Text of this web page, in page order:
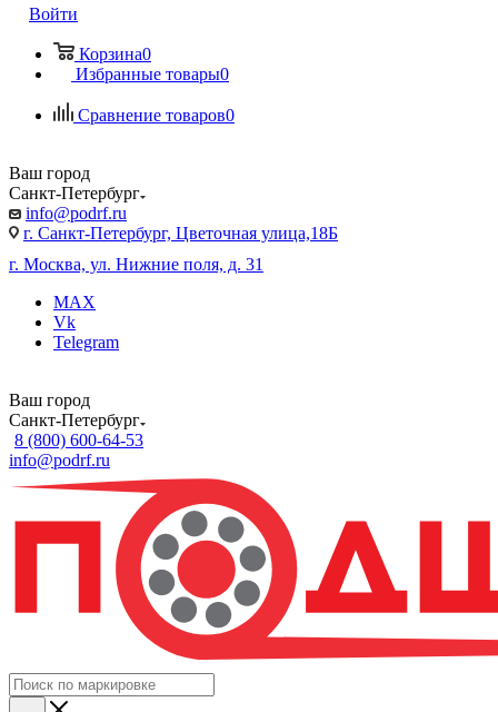
Войти
Корзина0
Избранные товары0
Сравнение товаров0
Ваш город
Санкт-Петербург
info@podrf.ru
г. Санкт-Петербург, Цветочная улица,18Б
г. Москва, ул. Нижние поля, д. 31
MAX
Vk
Telegram
Ваш город
Санкт-Петербург
8 (800) 600-64-53
info@podrf.ru